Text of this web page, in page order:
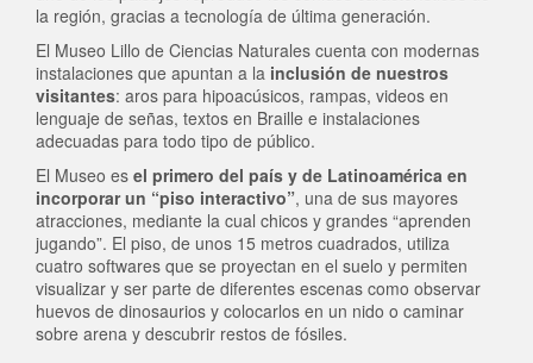
la región, gracias a tecnología de última generación.
El Museo Lillo de Ciencias Naturales cuenta con modernas
instalaciones que apuntan a la inclusión de nuestros
visitantes: aros para hipoacúsicos, rampas, videos en
lenguaje de señas, textos en Braille e instalaciones
adecuadas para todo tipo de público.
El Museo es el primero del país y de Latinoamérica en
incorporar un “piso interactivo”, una de sus mayores
atracciones, mediante la cual chicos y grandes “aprenden
jugando”. El piso, de unos 15 metros cuadrados, utiliza
cuatro softwares que se proyectan en el suelo y permiten
visualizar y ser parte de diferentes escenas como observar
huevos de dinosaurios y colocarlos en un nido o caminar
sobre arena y descubrir restos de fósiles.